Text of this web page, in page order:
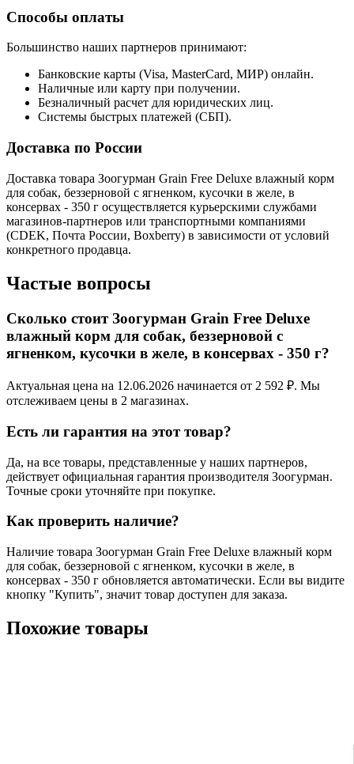
Способы оплаты
Большинство наших партнеров принимают:
Банковские карты (Visa, MasterCard, МИР) онлайн.
Наличные или карту при получении.
Безналичный расчет для юридических лиц.
Системы быстрых платежей (СБП).
Доставка по России
Доставка товара Зоогурман Grain Free Deluxe влажный корм
для собак, беззерновой с ягненком, кусочки в желе, в
консервах - 350 г осуществляется курьерскими службами
магазинов-партнеров или транспортными компаниями
(CDEK, Почта России, Boxberry) в зависимости от условий
конкретного продавца.
Частые вопросы
Сколько стоит Зоогурман Grain Free Deluxe
влажный корм для собак, беззерновой с
ягненком, кусочки в желе, в консервах - 350 г?
Актуальная цена на 12.06.2026 начинается от 2 592 ₽. Мы
отслеживаем цены в 2 магазинах.
Есть ли гарантия на этот товар?
Да, на все товары, представленные у наших партнеров,
действует официальная гарантия производителя Зоогурман.
Точные сроки уточняйте при покупке.
Как проверить наличие?
Наличие товара Зоогурман Grain Free Deluxe влажный корм
для собак, беззерновой с ягненком, кусочки в желе, в
консервах - 350 г обновляется автоматически. Если вы видите
кнопку "Купить", значит товар доступен для заказа.
Похожие товары